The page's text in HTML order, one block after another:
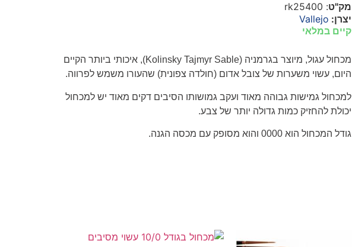
מק"ט: rk25400
יצרן: Vallejo
קיים במלאי
מכחול עגול, מיוצר בגרמניה (Kolinsky Tajmyr Sable
), איכותי ביותר הקיים
היום, עשוי משערות של צובל אדום (חולדה צפונית) שהעורו משמש לפרווה.
למכחול גמישות גבוהה מאוד ועקב גמושותו הסיבים דקים מאוד יש למכחול
יכולת להחזיק כמות גדולה יותר של צבע.
גודל המכחול הוא 0000 והוא מסופק עם מכסה הגנה.